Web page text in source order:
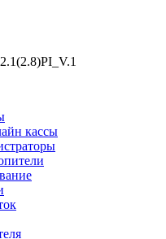
кассы